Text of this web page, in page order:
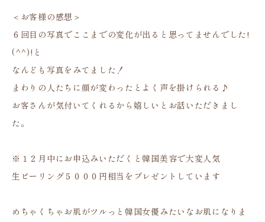
＜お客様の感想＞
６回目の写真でここまでの変化が出ると思ってませんでした!
(^^)!と
なんども写真をみてました！
まわりの人たちに顔が変わったとよく声を掛けられる♪
お客さんが気付いてくれるから嬉しいとお話いただきまし
た。
※１２月中にお申込みいただくと韓国美容で大変人気
生ピーリング５０００円相当をプレゼントしています
めちゃくちゃお肌がツルっと韓国女優みたいなお肌になりま